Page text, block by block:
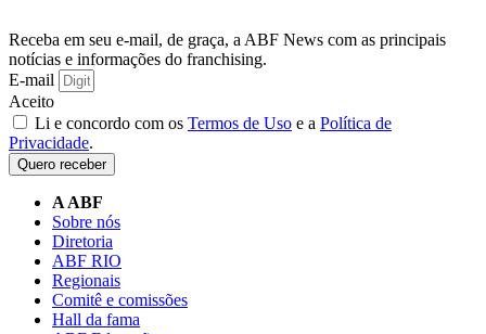
Receba em seu e-mail, de graça, a ABF News com as principais
notícias e informações do franchising.
E-mail
Aceito
Li e concordo com os Termos de Uso e a Política de
Privacidade.
Quero receber
A ABF
Sobre nós
Diretoria
ABF RIO
Regionais
Comitê e comissões
Hall da fama